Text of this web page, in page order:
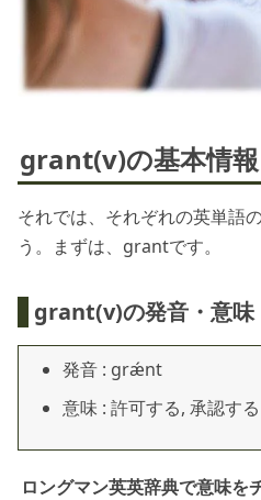
grant(v)の基本情報
それでは、それぞれの英単語
う。まずは、grantです。
grant(v)の発音・意味
発音 : grǽnt
意味 : 許可する, 承認する
ロングマン英英辞典で意味を